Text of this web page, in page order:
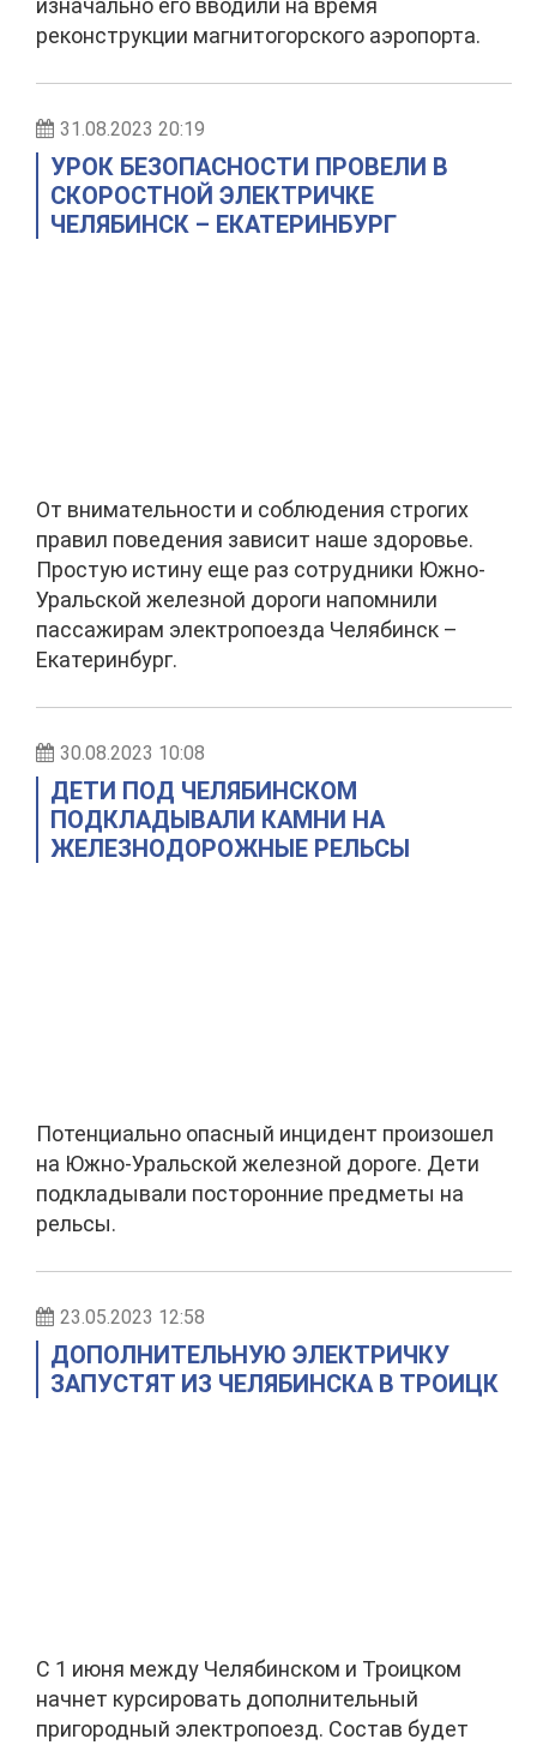
изначально его вводили на время
реконструкции магнитогорского аэропорта.
31.08.2023 20:19
УРОК БЕЗОПАСНОСТИ ПРОВЕЛИ В
СКОРОСТНОЙ ЭЛЕКТРИЧКЕ
ЧЕЛЯБИНСК – ЕКАТЕРИНБУРГ
От внимательности и соблюдения строгих
правил поведения зависит наше здоровье.
Простую истину еще раз сотрудники Южно-
Уральской железной дороги напомнили
пассажирам электропоезда Челябинск –
Екатеринбург.
30.08.2023 10:08
ДЕТИ ПОД ЧЕЛЯБИНСКОМ
ПОДКЛАДЫВАЛИ КАМНИ НА
ЖЕЛЕЗНОДОРОЖНЫЕ РЕЛЬСЫ
Потенциально опасный инцидент произошел
на Южно-Уральской железной дороге. Дети
подкладывали посторонние предметы на
рельсы.
23.05.2023 12:58
ДОПОЛНИТЕЛЬНУЮ ЭЛЕКТРИЧКУ
ЗАПУСТЯТ ИЗ ЧЕЛЯБИНСКА В ТРОИЦК
С 1 июня между Челябинском и Троицком
начнет курсировать дополнительный
пригородный электропоезд. Состав будет